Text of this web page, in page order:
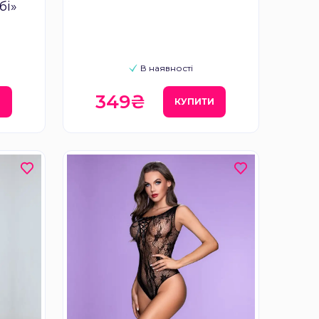
В наявності
349₴ КУПИТИ